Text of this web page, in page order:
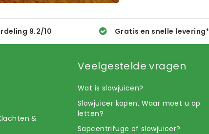
9.2/10 Gratis en snelle levering*
&
Veelgestelde vragen
Wat is slowjuicen?
Slowjuicer kopen. Waar moet u op
letten?
Sapcentrifuge of slowjuicer?